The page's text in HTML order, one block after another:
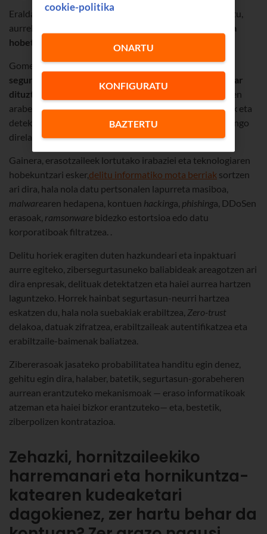
Eraldaketa digital azeleratuak mehatxu berriak sortu ditu,
aurreko modeloetan ez zeudenak, eta
zibersegurtasuna
hobetzeko beharra
eragin du horrek.
Gomendioa ez ezik, betebeharra ere bada:erakundeek
segurtasun-sistema egokiak garatu eta mantendu behar
dituzte datuak eta aktibo digitalak babesteko
, DBEOren
arabera. Horren barruan sartzen da prebentzio-neurriak eta
detekzio goiztiarrekoak ezartzea, sistemak seguruak izango
direla bermatzeko.
Gainera, erasotzaileek lortutako irabaziei eta teknologiaren
hobekuntzari esker,delitu informatiko mota berriak sortzen
ari dira, hala nola datu pertsonalen lapurreta masiboa,
malwarearen hedapena, kontuen hackinga, phishinga, DDoSen
erasoak, ramsonware bidezko estortsioa edo datu
korporatiboak filtratzea. .
Delitu horiek eragiten duten hazkundeari eta inpaktuari
aurre egiteko, zibersegurtasuneko baliabideak areagotzen ari
dira enpresak, delituak detektatzen eta haiei aurrea hartzen
laguntzeko. Horrek hainbat segurtasun-neurri hartzea
eskatzen du, hala nola suebakiak erabiltzea, Zero-trust
delakoa, datuak zifratzea, erabiltzaileak autentifikatzea eta
erabiltzaile-baimenak baliatzea.
Zibererasoak jasateko probabilitatea handitu egin denez,
gehitu egin dira, halaber, batetik, segurtasun-gorabeheren
aurrean erantzuteko mekanismoak — eraso informatikoak
atzeman eta haiei bizkor erantzuteko— eta, bestetik,
ziberpolizen kontratazioa.
Zehazki, hornitzaileekiko
harremanari eta hornikuntza-
katearen kudeaketari
dagokienez, zer hartu behar da
cookie-politika
KONFIGURATU
BAZTERTU
ONARTU